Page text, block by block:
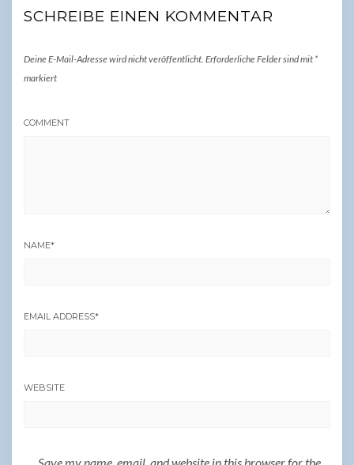
SCHREIBE EINEN KOMMENTAR
Deine E-Mail-Adresse wird nicht veröffentlicht. Erforderliche Felder sind mit *
markiert
COMMENT
NAME*
EMAIL ADDRESS*
WEBSITE